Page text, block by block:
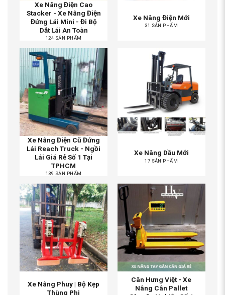
Xe Nâng Điện Cao
Stacker - Xe Nâng Điện
Đứng Lái Mini - Đi Bộ
Dắt Lái An Toàn
124 SẢN PHẨM
Xe Nâng Điện Mới
31 SẢN PHẨM
Xe Nâng Điện Cũ Đứng
Lái Reach Truck - Ngồi
Lái Giá Rẻ Số 1 Tại
TPHCM
139 SẢN PHẨM
Xe Nâng Dầu Mới
17 SẢN PHẨM
Xe Nâng Phuy | Bộ Kẹp
Thùng Phi
Cân Hưng Việt - Xe
Nâng Cân Pallet